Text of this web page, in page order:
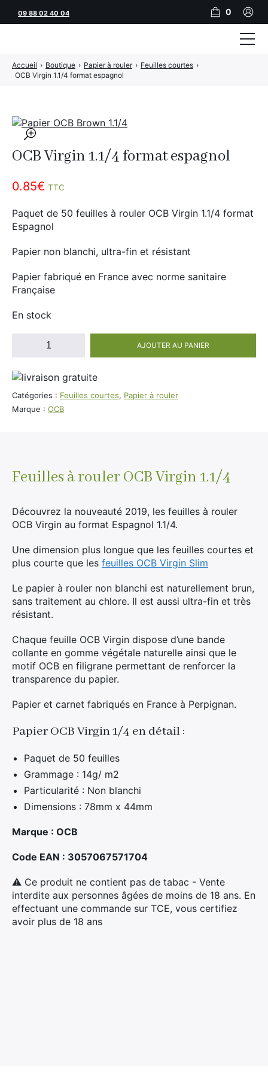
🔍
OCB Virgin 1.1/4 format espagnol
0.85€ TTC
Paquet de 50 feuilles à rouler OCB Virgin 1.1/4 format
Espagnol
Papier non blanchi, ultra-fin et résistant
Papier fabriqué en France avec norme sanitaire
Française
En stock
quantité
Virgin
1.1/4
format
AJOUTER AU PANIER
Catégories : Feuilles courtes, Papier à rouler
Marque : OCB
Accueil › Boutique › Papier à rouler › Feuilles courtes ›
OCB Virgin 1.1/4 format espagnol
Feuilles à rouler OCB Virgin 1.1/4
Découvrez la nouveauté 2019, les feuilles à rouler
OCB Virgin au format Espagnol 1.1/4.
Une dimension plus longue que les feuilles courtes et
plus courte que les feuilles OCB Virgin Slim
Le papier à rouler non blanchi est naturellement brun,
sans traitement au chlore. Il est aussi ultra-fin et très
résistant.
Chaque feuille OCB Virgin dispose d’une bande
collante en gomme végétale naturelle ainsi que le
motif OCB en filigrane permettant de renforcer la
transparence du papier.
Papier et carnet fabriqués en France à Perpignan.
Papier OCB Virgin 1/4 en détail :
Paquet de 50 feuilles
Grammage : 14g/ m2
Particularité : Non blanchi
Dimensions : 78mm x 44mm
Marque : OCB
Code EAN : 3057067571704
⚠ Ce produit ne contient pas de tabac - Vente
interdite aux personnes âgées de moins de 18 ans. En
effectuant une commande sur TCE, vous certifiez
avoir plus de 18 ans
09 88 02 40 04 0
Tubeuses
Feuilles
Vape
Adalya
SoGood
10ml
50ml
CBD
Divers
Salé
Sucré
Nouveautés